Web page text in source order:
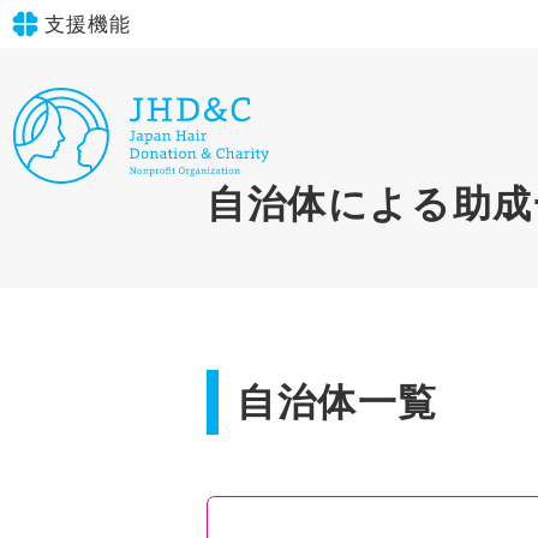
支援機能
文字サイズ 標準
青 黄 黒
in simple English
English Guide自治体による助
自治体一覧